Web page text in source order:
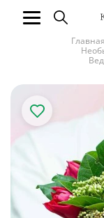
Главная